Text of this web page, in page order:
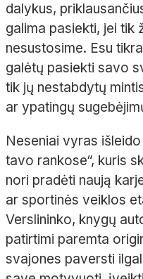
dalykus,
galima pasiekti, jei tik
nesustosime. Esu
galėtų pasiekti savo
tik jų nestabdytų
ar ypatingų
Neseniai vyras
tavo rankose“, kuris
nori pradėti naują
ar sportinės veiklos
Verslininko, knygų
patirtimi paremta
svajones paversti